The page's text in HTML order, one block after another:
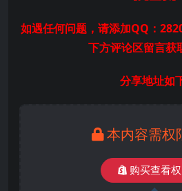
如遇任何问题，请添加QQ：
下方评论区留言获
分享地址如
本内容需权
购买查看